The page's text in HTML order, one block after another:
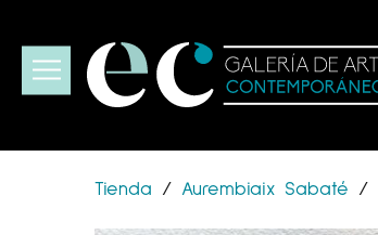
Tienda / Aurembiaix Sabaté /